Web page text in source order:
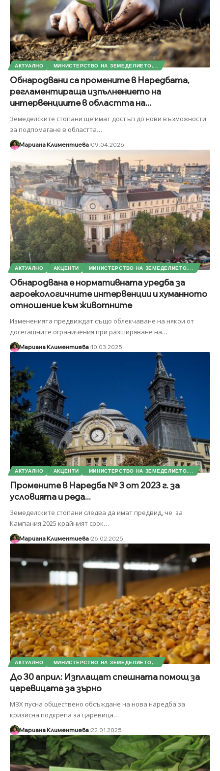
АКТУАЛНО МИНИСТЕРСТВО НА ЗЕМЕДЕЛИЕТО,...
Обнародвани са промените в Наредбата,
регламентираща изпълнението на
интервенциите в областта на...
Земеделските стопани ще имат достъп до нови възможности
за подпомагане в областта…
Мариана Климентиева 09.04.2026
АКТУАЛНО АКЦЕНТИ МИНИСТЕРСТВО НА ЗЕМЕДЕЛИЕТО,...
Обнародвана е нормативната уредба за
агроекологичните интервенции и хуманното
отношение към животните
Измененията предвиждат също облекчаване на някои от
досегашните ограничения при разширяване на…
Мариана Климентиева 10.03.2025
АКТУАЛНО АКЦЕНТИ МИНИСТЕРСТВО НА ЗЕМЕДЕЛИЕТО,...
Промените в Наредба № 3 от 2023 г. за
условията и реда...
Земеделските стопани следва да имат предвид, че за
Кампания 2025 крайният срок…
Мариана Климентиева 26.02.2025
АКТУАЛНО МИНИСТЕРСТВО НА ЗЕМЕДЕЛИЕТО,...
До 30 април: Изплащат спешната помощ за
царевицата за зърно
МЗХ пусна обществено обсъждане на нова наредба за
кризисна подкрепа за царевица…
Мариана Климентиева 22.01.2025